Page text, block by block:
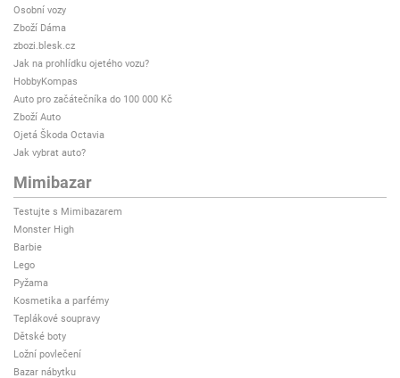
Osobní vozy
Zboží Dáma
zbozi.blesk.cz
Jak na prohlídku ojetého vozu?
HobbyKompas
Auto pro začátečníka do 100 000 Kč
Zboží Auto
Ojetá Škoda Octavia
Jak vybrat auto?
Mimibazar
Testujte s Mimibazarem
Monster High
Barbie
Lego
Pyžama
Kosmetika a parfémy
Teplákové soupravy
Dětské boty
Ložní povlečení
Bazar nábytku